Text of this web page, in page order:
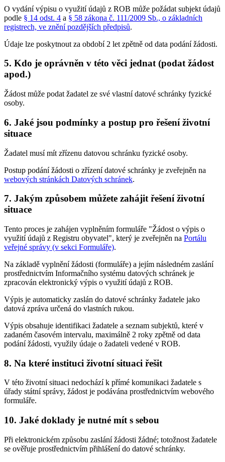
O vydání výpisu o využití údajů z ROB může požádat subjekt údajů
podle § 14 odst. 4 a § 58 zákona č. 111/2009 Sb., o základních
registrech, ve znění pozdějších předpisů.
Údaje lze poskytnout za období 2 let zpětně od data podání žádosti.
5. Kdo je oprávněn v této věci jednat (podat žádost
apod.)
Žádost může podat žadatel ze své vlastní datové schránky fyzické
osoby.
6. Jaké jsou podmínky a postup pro řešení životní
situace
Žadatel musí mít zřízenu datovou schránku fyzické osoby.
Postup podání žádosti o zřízení datové schránky je zveřejněn na
webových stránkách Datových schránek.
7. Jakým způsobem můžete zahájit řešení životní
situace
Tento proces je zahájen vyplněním formuláře "Žádost o výpis o
využití údajů z Registru obyvatel", který je zveřejněn na Portálu
veřejné správy (v sekci Formuláře).
Na základě vyplnění žádosti (formuláře) a jejím následném zaslání
prostřednictvím Informačního systému datových schránek je
zpracován elektronický výpis o využití údajů z ROB.
Výpis je automaticky zaslán do datové schránky žadatele jako
datová zpráva určená do vlastních rukou.
Výpis obsahuje identifikaci žadatele a seznam subjektů, které v
zadaném časovém intervalu, maximálně 2 roky zpětně od data
podání žádosti, využily údaje o žadateli vedené v ROB.
8. Na které instituci životní situaci řešit
V této životní situaci nedochází k přímé komunikaci žadatele s
úřady státní správy, žádost je podávána prostřednictvím webového
formuláře.
10. Jaké doklady je nutné mít s sebou
Při elektronickém způsobu zaslání žádosti žádné; totožnost žadatele
se ověřuje prostřednictvím přihlášení do datové schránky.